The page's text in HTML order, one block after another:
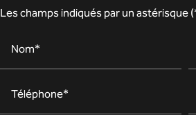
Les champs indiqués par un astérisque
Nom*
Téléphone*